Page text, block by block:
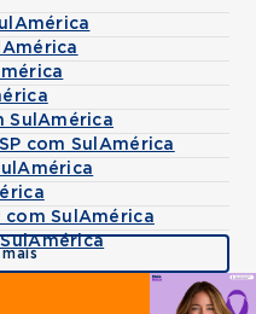
SulAmérica
com SulAmérica
SulAmérica
Agende